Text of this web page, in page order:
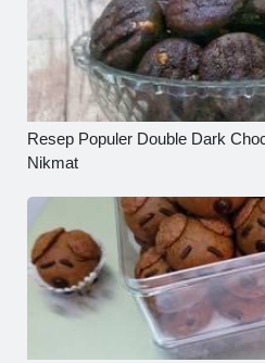
Resep Populer Double Dark
Nikmat